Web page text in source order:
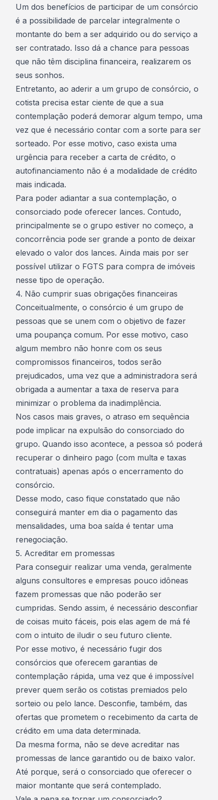
Um dos benefícios de participar de um consórcio
é a possibilidade de parcelar integralmente o
montante do bem a ser adquirido ou do serviço a
ser contratado. Isso dá a chance para pessoas
que não têm disciplina financeira, realizarem os
seus sonhos.
Entretanto, ao aderir a um grupo de consórcio, o
cotista precisa estar ciente de que a sua
contemplação poderá demorar algum tempo, uma
vez que é necessário contar com a sorte para ser
sorteado. Por esse motivo, caso exista uma
urgência para receber a carta de crédito, o
autofinanciamento não é a modalidade de crédito
mais indicada.
Para poder adiantar a sua contemplação, o
consorciado pode oferecer lances. Contudo,
principalmente se o grupo estiver no começo, a
concorrência pode ser grande a ponto de deixar
elevado o valor dos lances. Ainda mais por ser
possível utilizar o FGTS para compra de imóveis
nesse tipo de operação.
4. Não cumprir suas obrigações financeiras
Conceitualmente, o consórcio é um grupo de
pessoas que se unem com o objetivo de fazer
uma poupança comum. Por esse motivo, caso
algum membro não honre com os seus
compromissos financeiros, todos serão
prejudicados, uma vez que a administradora será
obrigada a aumentar a taxa de reserva para
minimizar o problema da inadimplência.
Nos casos mais graves, o atraso em sequência
pode implicar na expulsão do consorciado do
grupo. Quando isso acontece, a pessoa só poderá
recuperar o dinheiro pago (com multa e taxas
contratuais) apenas após o encerramento do
consórcio.
Desse modo, caso fique constatado que não
conseguirá manter em dia o pagamento das
mensalidades, uma boa saída é tentar uma
renegociação.
5. Acreditar em promessas
Para conseguir realizar uma venda, geralmente
alguns consultores e empresas pouco idôneas
fazem promessas que não poderão ser
cumpridas. Sendo assim, é necessário desconfiar
de coisas muito fáceis, pois elas agem de má fé
com o intuito de iludir o seu futuro cliente.
Por esse motivo, é necessário fugir dos
consórcios que oferecem garantias de
contemplação rápida, uma vez que é impossível
prever quem serão os cotistas premiados pelo
sorteio ou pelo lance. Desconfie, também, das
ofertas que prometem o recebimento da carta de
crédito em uma data determinada.
Da mesma forma, não se deve acreditar nas
promessas de lance garantido ou de baixo valor.
Até porque, será o consorciado que oferecer o
maior montante que será contemplado.